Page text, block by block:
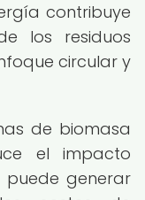
contribuye
los residuos
circular y
de biomasa
el impacto
puede generar